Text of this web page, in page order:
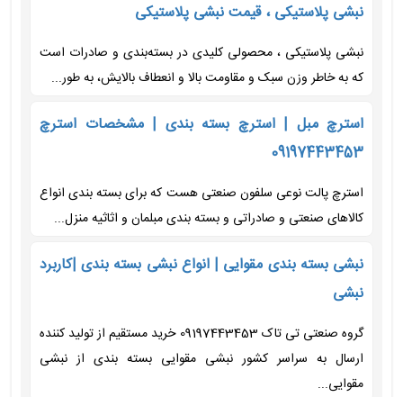
نبشی پلاستیکی ، قیمت نبشی پلاستیکی
نبشی پلاستیکی ، محصولی کلیدی در بسته‌بندی و صادرات است
که به خاطر وزن سبک و مقاومت بالا و انعطاف بالایش، به طور...
استرچ مبل | استرچ بسته بندی | مشخصات استرچ
09197443453
استرچ پالت نوعی سلفون صنعتی هست که برای بسته بندی انواع
کالاهای صنعتی و صادراتی و بسته بندی مبلمان و اثاثیه منزل...
نبشی بسته بندی مقوایی | انواع نبشی بسته بندی |کاربرد
نبشی
گروه صنعتی تی تاک 09197443453 خرید مستقیم از تولید کننده
ارسال به سراسر کشور نبشی مقوایی بسته بندی از نبشی
مقوایی...